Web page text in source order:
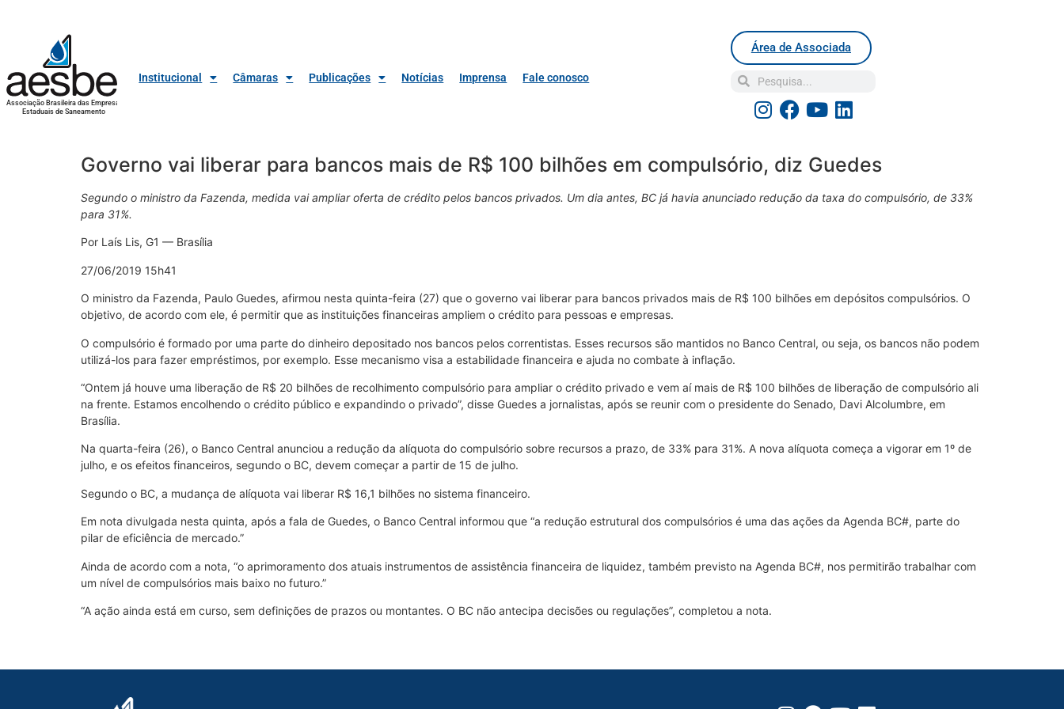
Associação Brasileira das Empresas
Estaduais de Saneamento
Institucional Câmaras Publicações Notícias Imprensa Fale conosco
Área de Associada
Governo vai liberar para bancos mais de R$ 100 bilhões em compulsório, diz Guedes
Segundo o ministro da Fazenda, medida vai ampliar oferta de crédito pelos bancos privados. Um dia antes, BC já havia anunciado redução da taxa do compulsório, de 33%
para 31%.
Por Laís Lis, G1 — Brasília
27/06/2019 15h41
O ministro da Fazenda, Paulo Guedes, afirmou nesta quinta-feira (27) que o governo vai liberar para bancos privados mais de R$ 100 bilhões em depósitos compulsórios. O
objetivo, de acordo com ele, é permitir que as instituições financeiras ampliem o crédito para pessoas e empresas.
O compulsório é formado por uma parte do dinheiro depositado nos bancos pelos correntistas. Esses recursos são mantidos no Banco Central, ou seja, os bancos não podem
utilizá-los para fazer empréstimos, por exemplo. Esse mecanismo visa a estabilidade financeira e ajuda no combate à inflação.
“Ontem já houve uma liberação de R$ 20 bilhões de recolhimento compulsório para ampliar o crédito privado e vem aí mais de R$ 100 bilhões de liberação de compulsório ali
na frente. Estamos encolhendo o crédito público e expandindo o privado”, disse Guedes a jornalistas, após se reunir com o presidente do Senado, Davi Alcolumbre, em
Brasília.
Na quarta-feira (26), o Banco Central anunciou a redução da alíquota do compulsório sobre recursos a prazo, de 33% para 31%. A nova alíquota começa a vigorar em 1º de
julho, e os efeitos financeiros, segundo o BC, devem começar a partir de 15 de julho.
Segundo o BC, a mudança de alíquota vai liberar R$ 16,1 bilhões no sistema financeiro.
Em nota divulgada nesta quinta, após a fala de Guedes, o Banco Central informou que “a redução estrutural dos compulsórios é uma das ações da Agenda BC#, parte do
pilar de eficiência de mercado.”
Ainda de acordo com a nota, “o aprimoramento dos atuais instrumentos de assistência financeira de liquidez, também previsto na Agenda BC#, nos permitirão trabalhar com
um nível de compulsórios mais baixo no futuro.”
“A ação ainda está em curso, sem definições de prazos ou montantes. O BC não antecipa decisões ou regulações”, completou a nota.